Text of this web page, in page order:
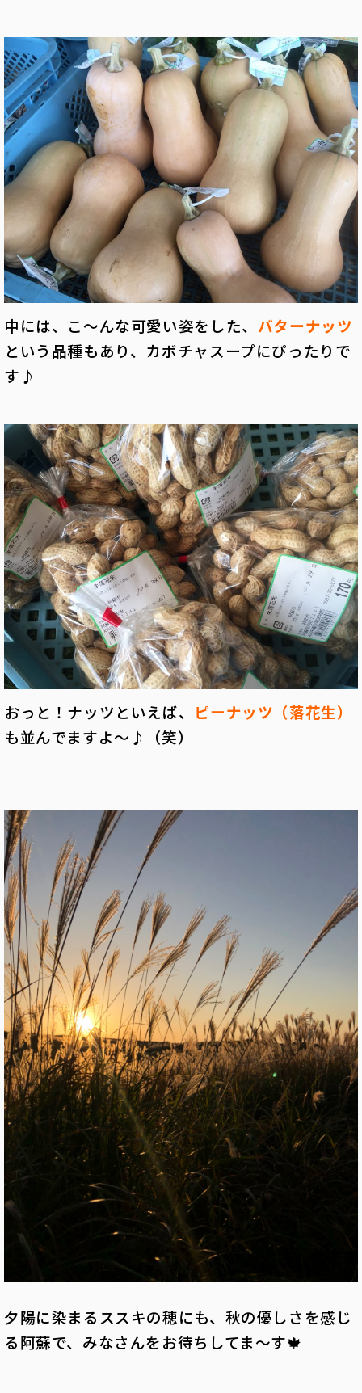
中には、こ～んな可愛い姿をした、 バターナッツ
という品種もあり、カボチャスープにぴったりで
す♪
おっと！ナッツといえば、 ピーナッツ（落花生）
も並んでますよ～♪（笑）
夕陽に染まるススキの穂にも、秋の優しさを感じ
る阿蘇で、みなさんをお待ちしてま～す🍁